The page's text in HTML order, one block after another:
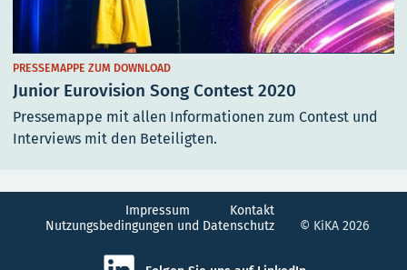
PRESSEMAPPE ZUM DOWNLOAD
Junior Eurovision Song Contest 2020
Pressemappe mit allen Informationen zum Contest und
Interviews mit den Beteiligten.
Impressum
Kontakt
Nutzungsbedingungen und Datenschutz
© KiKA 2026